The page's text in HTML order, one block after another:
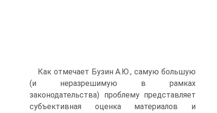
Как отмечает Бузин А.Ю., самую большую
(и неразрешимую в рамках
законодательства) проблему представляет
субъективная оценка материалов и